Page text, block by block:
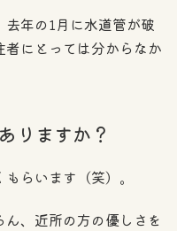
年の1月に水道管が破
にとっては分からなか
りますか？
らいます（笑）。
、近所の方の優しさを